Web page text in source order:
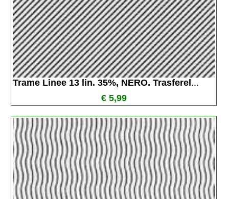
Trame Linee 13 lin. 35%, NERO. Trasferel ...
€ 5,99